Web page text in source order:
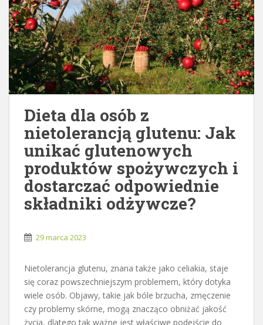
Dieta dla osób z
nietolerancją glutenu: Jak
unikać glutenowych
produktów spożywczych i
dostarczać odpowiednie
składniki odżywcze?
29 marca 2023
Nietolerancja glutenu, znana także jako celiakia, staje
się coraz powszechniejszym problemem, który dotyka
wiele osób. Objawy, takie jak bóle brzucha, zmęczenie
czy problemy skórne, mogą znacząco obniżać jakość
życia, dlatego tak ważne jest właściwe podejście do